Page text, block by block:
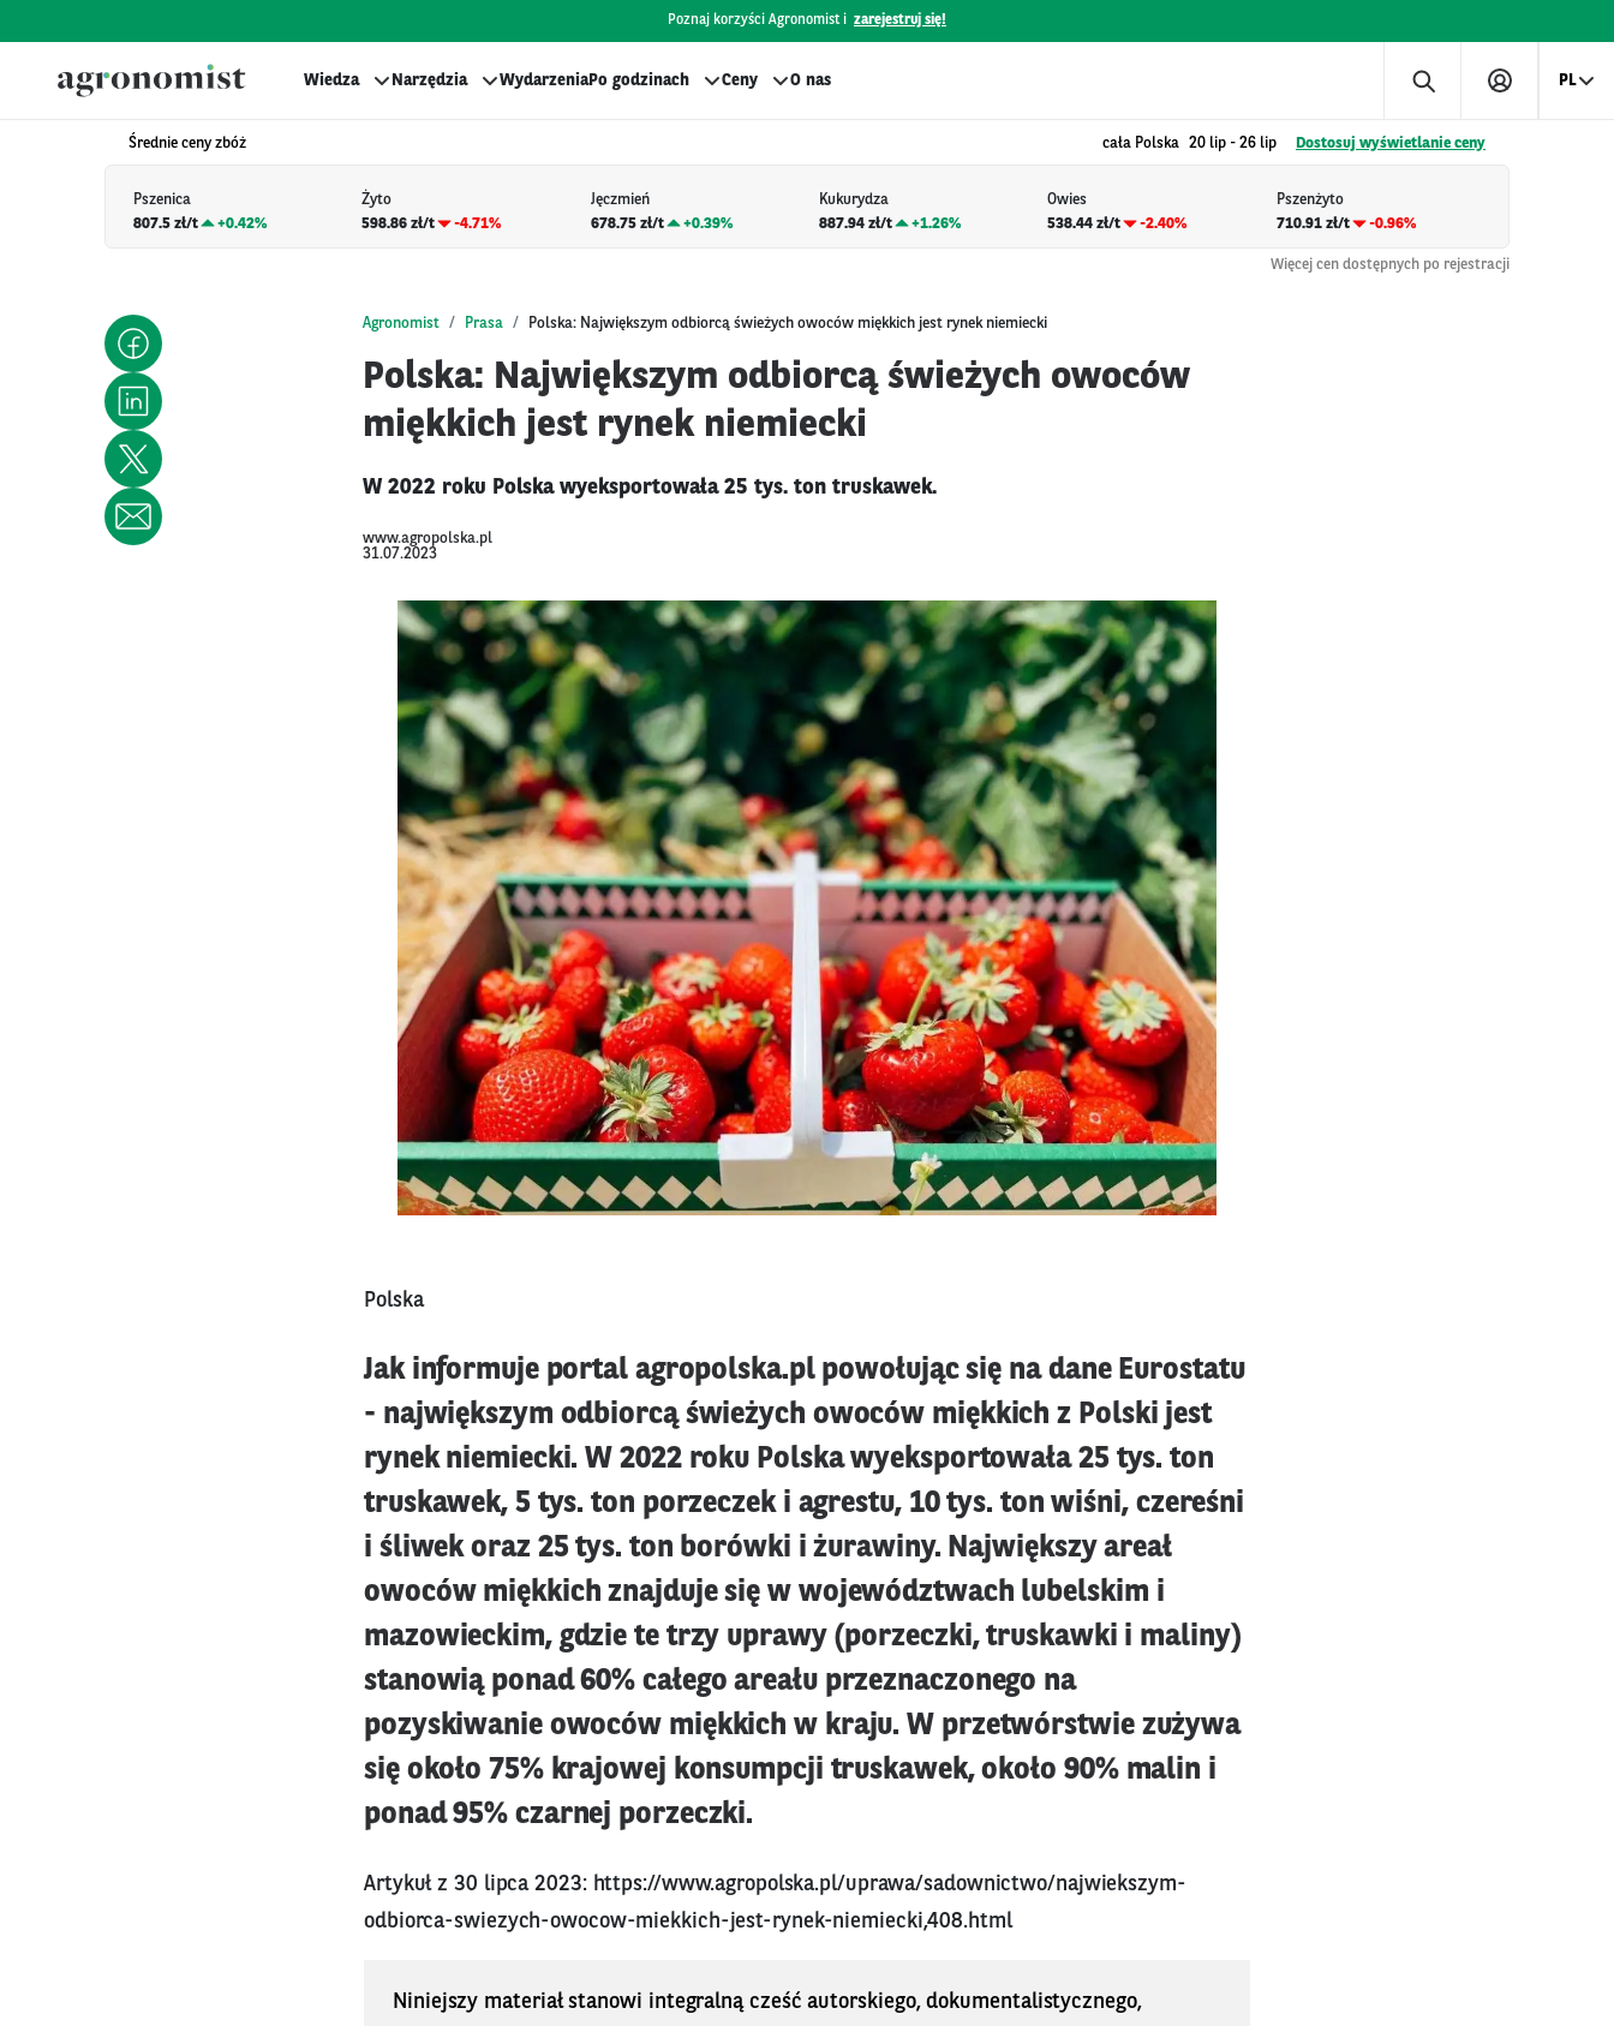
Poznaj korzyści Agronomist i zarejestruj się!
Wiedza Narzędzia WydarzeniaPo godzinach Ceny O nas PL
Średnie ceny zbóż cała Polska 20 lip - 26 lip Dostosuj wyświetlanie ceny
Pszenica
807.5 zł/t
+0.42%
Żyto
598.86 zł/t
-4.71%
Jęczmień
678.75 zł/t
+0.39%
Kukurydza
887.94 zł/t
+1.26%
Owies
538.44 zł/t
-2.40%
Pszenżyto
710.91 zł/t
-0.96%
Więcej cen dostępnych po rejestracji
Agronomist Prasa Polska: Największym odbiorcą świeżych owoców miękkich jest rynek niemiecki
Polska: Największym odbiorcą świeżych owoców
miękkich jest rynek niemiecki
W 2022 roku Polska wyeksportowała 25 tys. ton truskawek.
www.agropolska.pl
31.07.2023
Polska
Jak informuje portal agropolska.pl powołując się na dane Eurostatu
- największym odbiorcą świeżych owoców miękkich z Polski jest
rynek niemiecki. W 2022 roku Polska wyeksportowała 25 tys. ton
truskawek, 5 tys. ton porzeczek i agrestu, 10 tys. ton wiśni, czereśni
i śliwek oraz 25 tys. ton borówki i żurawiny. Największy areał
owoców miękkich znajduje się w województwach lubelskim i
mazowieckim, gdzie te trzy uprawy (porzeczki, truskawki i maliny)
stanowią ponad 60% całego areału przeznaczonego na
pozyskiwanie owoców miękkich w kraju. W przetwórstwie zużywa
się około 75% krajowej konsumpcji truskawek, około 90% malin i
ponad 95% czarnej porzeczki.
Artykuł z 30 lipca 2023: https://www.agropolska.pl/uprawa/sadownictwo/najwiekszym-
odbiorca-swiezych-owocow-miekkich-jest-rynek-niemiecki,408.html
Niniejszy materiał stanowi integralną cześć autorskiego, dokumentalistycznego,